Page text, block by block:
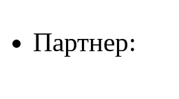
Партнер: